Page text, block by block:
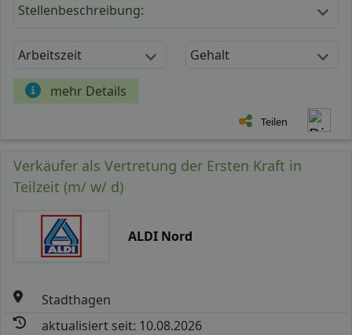
Stellenbeschreibung:
Arbeitszeit Gehalt
mehr Details
Teilen
Verkäufer als Vertretung der Ersten Kraft in
Teilzeit (m/ w/ d)
ALDI Nord
Stadthagen
aktualisiert seit: 10.08.2026